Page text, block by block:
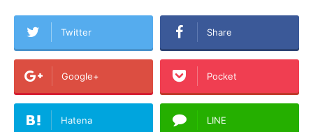
Twitter Share
Google+ Pocket
Hatena LINE